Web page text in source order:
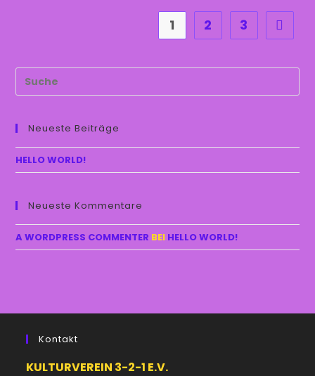
1 2 3
SEARCH
THIS
Neueste Beiträge
HELLO WORLD!
Neueste Kommentare
A WORDPRESS COMMENTER BEI HELLO WORLD!
Kontakt
KULTURVEREIN 3-2-1 E.V.